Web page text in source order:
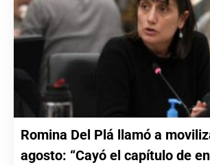
Romina Del Plá llamó a
agosto: “Cayó el capítulo de